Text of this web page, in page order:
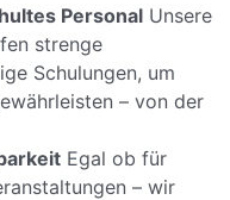
Personal Unsere
strenge
Schulungen, um
– von der
Egal ob für
– wir